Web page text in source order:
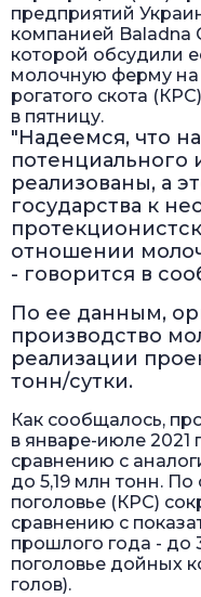
предприятий
компанией Baladna
которой обсудили
молочную ферму на
рогатого скота
в пятницу.
"Надеемся, что
потенциального
реализованы, а
государства к
отношении
- говорится в
По ее данным,
производство
реализации
тонн/сутки.
Как сообщалось,
в январе-июле 2021
сравнению с
до 5,19 млн тонн. По
поголовье (КРС)
сравнению с
прошлого года - до
поголовье дойных
голов).